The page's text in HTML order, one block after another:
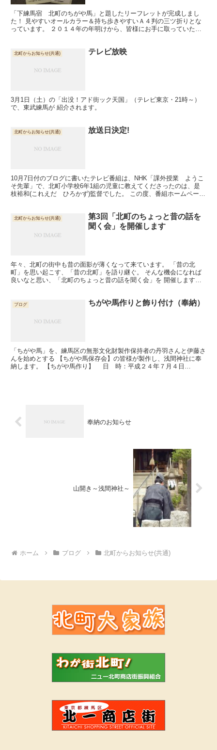
「下練馬宿 北町のちがや馬」と題したリーフレットが完成しまし
た！ 見やすいオールカラー＆持ち歩きやすいＡ４判の三ツ折りとな
っています。 ２０１４年の年明けから、皆様にお手に取っていただ
北町からお知らせ(共通) テレビ放映
3月1日（土）の「出没！アド街ック天国」（テレビ東京・21時～）
で、東武練馬が 紹介されます。
北町からお知らせ(共通) 放送日決定!
10月7日付のブログに書いたテレビ番組は、NHK「課外授業 ようこ
そ先輩」で、北町小学校6年1組の児童に教えてくださったのは、是
枝裕和(これえだ ひろかず)監督でした。 この度、番組ホームページ
北町からお知らせ(共通)
第3回「北町のちょっと昔の話を
聞く会」を開催します
年々、北町の街中も昔の面影が薄くなって来ています。 「昔の北
町」を思い起こす、「昔の北町」を語り継ぐ。 そんな機会になれば
良いなと思い、「北町のちょっと昔の話を聞く会」を 開催します。
ブログ ちがや馬作りと飾り付け（奉納）
「ちがや馬」を、練馬区の無形文化財製作保持者の丹羽さんと伊藤さ
んを始めとする 【ちがや馬保存会】の皆様が製作し、浅間神社に奉
納します。 【ちがや馬作り】 日 時：平成２４年７月４日
奉納のお知らせ
山開き～浅間神社～
ホーム ブログ 北町からお知らせ(共通)